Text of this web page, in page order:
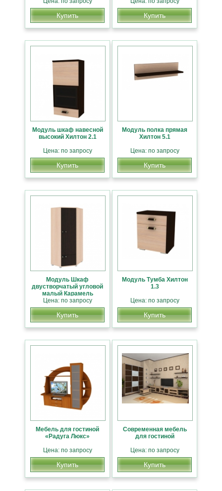
Купить Купить
Модуль шкаф навесной
высокий Хилтон 2.1
Цена: по запросу
Купить
Модуль полка прямая
Хилтон 5.1
Цена: по запросу
Купить
Модуль Шкаф
двустворчатый угловой
малый Карамель
Цена: по запросу
Купить
Модуль Тумба Хилтон
1.3
Цена: по запросу
Купить
Мебель для гостиной
«Радуга Люкс»
Цена: по запросу
Купить
Современная мебель
для гостиной
Цена: по запросу
Купить